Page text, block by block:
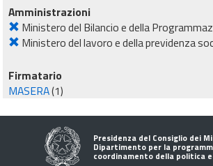
Amministrazioni
Ministero del Bilancio e della
Ministero del lavoro e della previdenza
Firmatario
MASERA(1)
Presidenza del Consiglio dei
Dipartimento per la
coordinamento della politica